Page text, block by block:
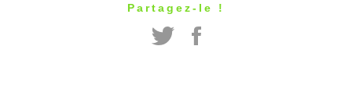
Partagez-le !